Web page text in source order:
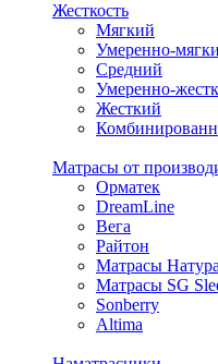
Жесткость
Мягкий
Умеренно-
Средний
Умеренно-
Жесткий
Матрасы от
Орматек
DreamLine
Вега
Райтон
Матрасы
Матрасы SG
Sonberry
Altima